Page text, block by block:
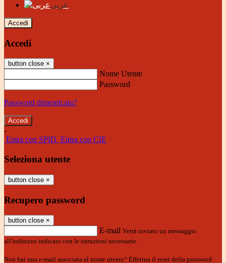
عربى
Accedi
Accedi
button close ×
Nome Utente
Password
Password dimenticata?
-
Entra con SPID Entra con CIE
Seleziona utente
button close ×
Recupero password
button close ×
E-mail Verrà inviato un messaggio
all'indirizzo indicato con le istruzioni necessarie.
Non hai una e-mail associata al nome utente? Effettua il reset della password